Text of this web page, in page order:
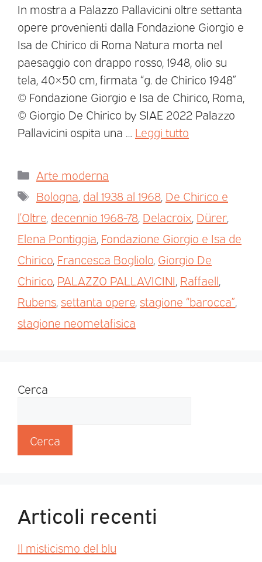
In mostra a Palazzo Pallavicini oltre settanta
opere provenienti dalla Fondazione Giorgio e
Isa de Chirico di Roma Natura morta nel
paesaggio con drappo rosso, 1948, olio su
tela, 40×50 cm, firmata “g. de Chirico 1948”
© Fondazione Giorgio e Isa de Chirico, Roma,
© Giorgio De Chirico by SIAE 2022 Palazzo
Pallavicini ospita una … Leggi tutto
Arte moderna
Bologna dal 1938 al 1968 De Chirico e
l’Oltre decennio 1968-78 Delacroix Dürer
Elena Pontiggia Fondazione Giorgio e Isa de
Chirico Francesca Bogliolo Giorgio De
Chirico PALAZZO PALLAVICINI Raffaell
Rubens settanta opere stagione “barocca”
stagione neometafisica
Cerca
Cerca
Articoli recenti
Il misticismo del blu